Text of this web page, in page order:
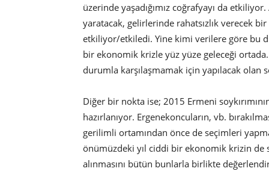
üzerinde yaşadığımız coğrafyayı da
yaratacak, gelirlerinde rahatsızlık verecek
etkiliyor/etkiledi. Yine kimi verilere göre bu
bir ekonomik krizle yüz yüze geleceği
durumla karşılaşmamak için yapılacak
Diğer bir nokta ise; 2015 Ermeni
hazırlanıyor. Ergenekoncuların, vb.
gerilimli ortamından önce de seçimleri
önümüzdeki yıl ciddi bir ekonomik krizin
alınmasını bütün bunlarla birlikte